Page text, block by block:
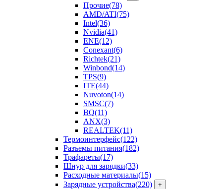
Прочие(78)
AMD/ATI(75)
Intel(36)
Nvidia(41)
ENE(12)
Conexant(6)
Richtek(21)
Winbond(14)
TPS(9)
ITE(44)
Nuvoton(14)
SMSC(7)
BQ(11)
ANX(3)
REALTEK(11)
Термоинтерфейс(122)
Разъемы питания(182)
Трафареты(17)
Шнур для зарядки(33)
Расходные материалы(15)
Зарядные устройства(220) +